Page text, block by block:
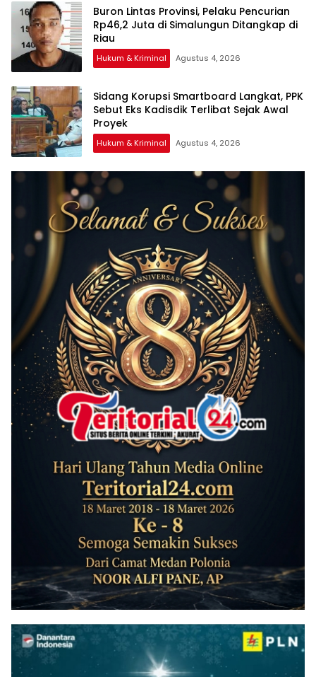
Buron Lintas Provinsi, Pelaku Pencurian
Rp46,2 Juta di Simalungun Ditangkap di
Riau
Hukum & Kriminal Agustus 4, 2026
Sidang Korupsi Smartboard Langkat, PPK
Sebut Eks Kadisdik Terlibat Sejak Awal
Proyek
Hukum & Kriminal Agustus 4, 2026